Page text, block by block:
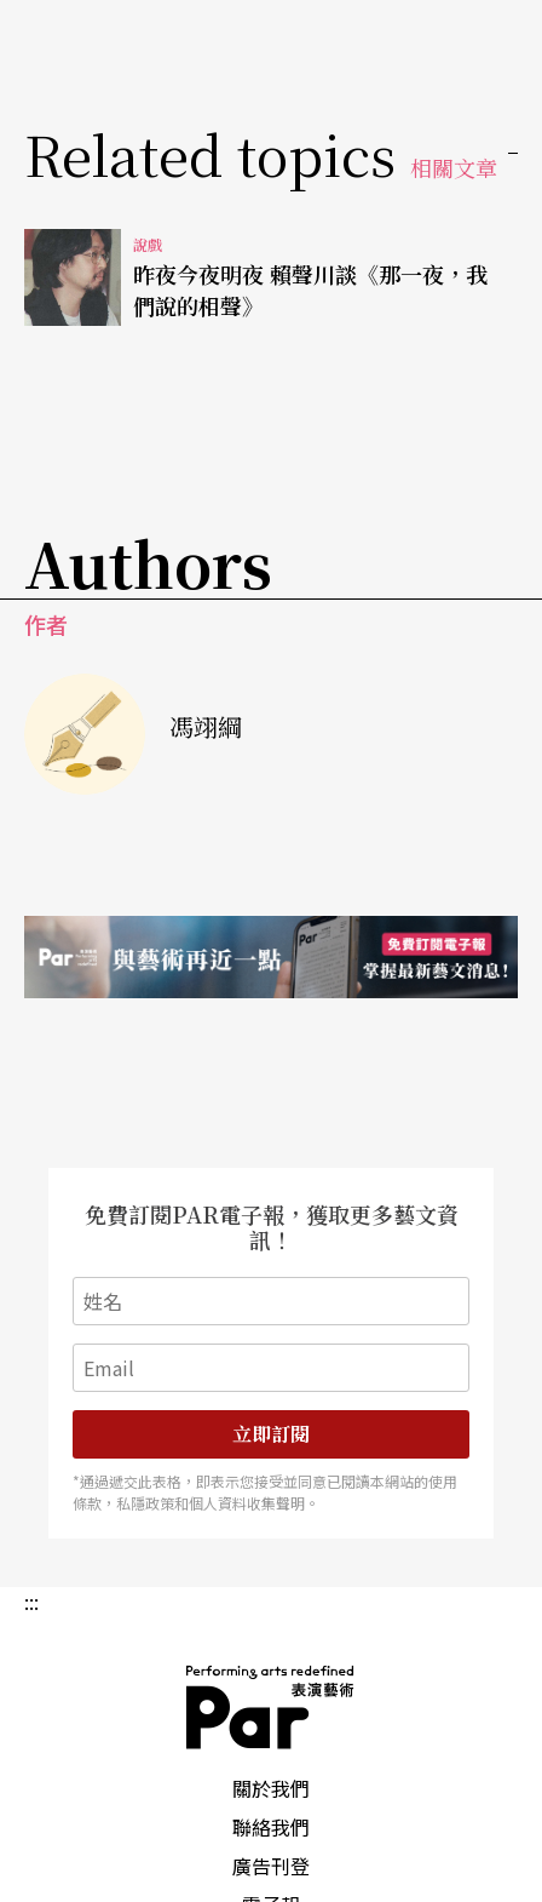
分兩次對角紮起，這便是一個包袱。相聲的包袱，
由此引申而來。傳統的理論，將裝包袱的技巧，分
類成二十二種，此說並不科學，且有膨脹分類之
嫌，茲歸納成二原則四法門：「鋪平墊穩」、「三
翻四抖」、此爲二原則。「性格褒貶」、「俏皮諧
脚本，對相聲而言是可有可無的東西。但不論是作
家，白紙黑字地寫成脚本也好，或演員即興創作也
一、即興。對脚本作家而言是收集素材，規劃大
綱；對演員而言則是腦力激盪。
三、排演。已沒有作家的事；演員將絕大部份的內
容及形成做成決定，並精確地練習每一個包袱的抖
我們可以看出來，相聲段子不到臨場演出，不算是
完成創作，臨場表現，往往是段子成功與否的決定
時刻。畢竟，包袱得抖在衆人面前。此四階段之
說，與傳統硏究大不相同，實因時代變遷，我們應
正面相迎。
Related topics 相關文章
說戲
昨夜今夜明夜 賴聲川談《那一夜，我
們說的相聲》
Authors
作者
馮翊綱
免費訂閱PAR電子報，獲取更多藝文資
訊！
立即訂閱
*通過遞交此表格，即表示您接受並同意已閱讀本網站的使用
條款，私隱政策和個人資料收集聲明。
:::
關於我們
聯絡我們
廣告刊登